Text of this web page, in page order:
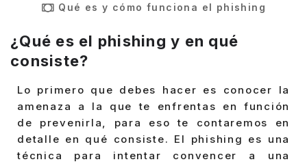
Qué es y cómo funciona el phishing
¿Qué es el phishing y en qué
consiste?
Lo primero que debes hacer es conocer la
amenaza a la que te enfrentas en función
de prevenirla, para eso te contaremos en
detalle en qué consiste. El phishing es una
técnica para intentar convencer a una